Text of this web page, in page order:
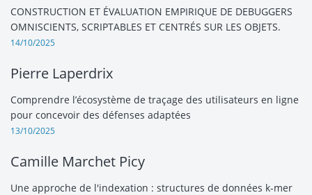
CONSTRUCTION ET ÉVALUATION EMPIRIQUE DE DEBUGGERS
OMNISCIENTS, SCRIPTABLES ET CENTRÉS SUR LES OBJETS.
14/10/2025
Pierre Laperdrix
Comprendre l’écosystème de traçage des utilisateurs en ligne
pour concevoir des défenses adaptées
13/10/2025
Camille Marchet Picy
Une approche de l'indexation : structures de données k-mer